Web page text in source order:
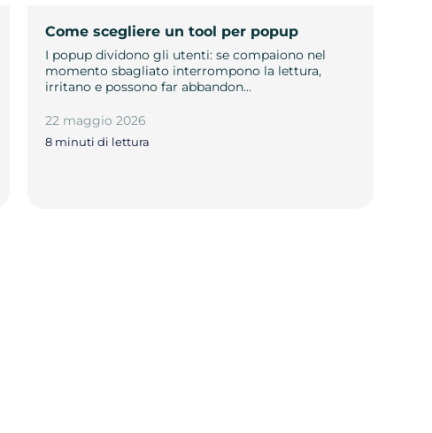
Come scegliere un tool per popup
I popup dividono gli utenti: se compaiono nel
momento sbagliato interrompono la lettura,
irritano e possono far abbandon…
22 maggio 2026
8 minuti di lettura